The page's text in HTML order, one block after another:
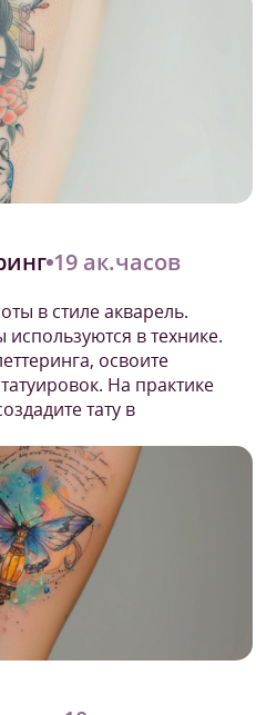
19 ак.часов
в стиле акварель.
в технике.
освоите
На практике
тату в